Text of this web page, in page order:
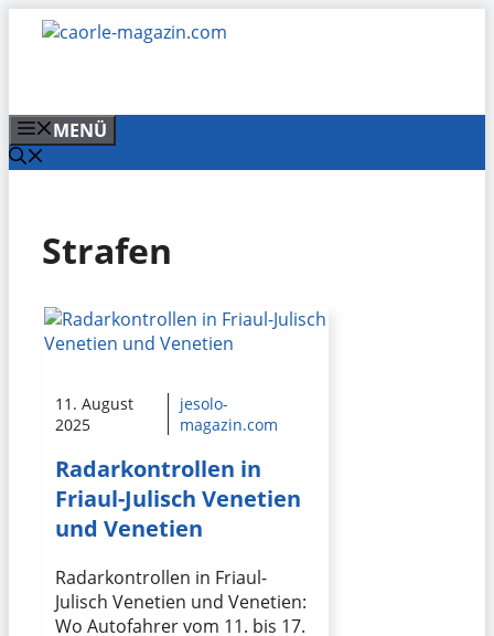
Zum
Inhalt
MENÜ
Strafen
11. August
2025
jesolo-
magazin.com
Radarkontrollen in
Friaul-Julisch Venetien
und Venetien
Radarkontrollen in Friaul-
Julisch Venetien und Venetien:
Wo Autofahrer vom 11. bis 17.